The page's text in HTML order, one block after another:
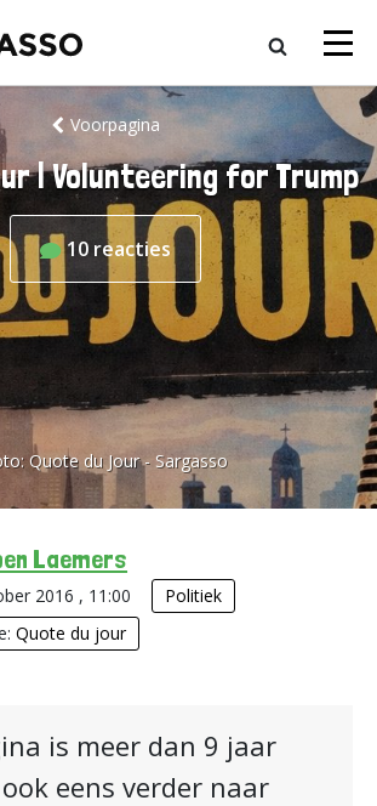
Voorpagina
| Volunteering for Trump
10 reacties
Quote du Jour - Sargasso
Laemers
2016 , 11:00
Politiek
Quote du jour
is meer dan 9 jaar
eens verder naar